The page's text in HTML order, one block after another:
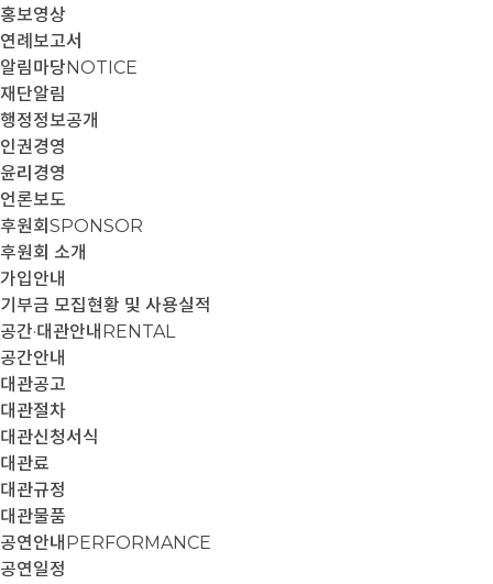
홍보영상
연례보고서
알림마당NOTICE
재단알림
행정정보공개
인권경영
윤리경영
언론보도
후원회 SPONSOR
후원회 소개
가입안내
기부금 모집현황 및 사용실적
공간·대관안내 RENTAL
공간안내
대관공고
대관절차
대관신청서식
대관료
대관규정
대관물품
공연안내 PERFORMANCE
공연일정